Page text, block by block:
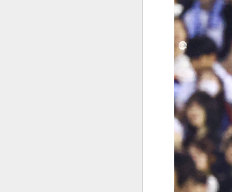
많이 본 뉴스 최